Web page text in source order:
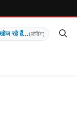
रहे हैं...(लोडिंग)